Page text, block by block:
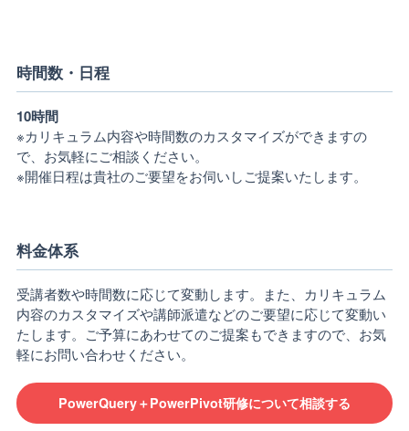
時間数・日程
10時間
※カリキュラム内容や時間数のカスタマイズができますの
で、お気軽にご相談ください。
※開催日程は貴社のご要望をお伺いしご提案いたします。
料金体系
受講者数や時間数に応じて変動します。また、カリキュラム
内容のカスタマイズや講師派遣などのご要望に応じて変動い
たします。ご予算にあわせてのご提案もできますので、お気
軽にお問い合わせください。
PowerQuery＋PowerPivot研修について相談する